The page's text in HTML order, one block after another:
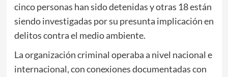
cinco personas han sido detenidas y otras 18 están
siendo investigadas por su presunta implicación en
delitos contra el medio ambiente.
La organización criminal operaba a nivel nacional e
internacional, con conexiones documentadas con